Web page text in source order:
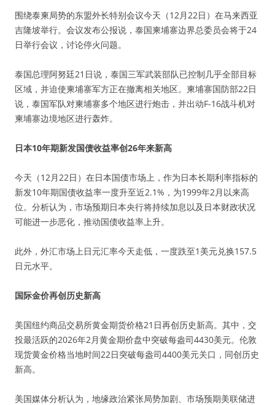
围绕泰柬局势的东盟外长特别会议今天（12月22日）在马来西亚
吉隆坡举行。会议发布公报说，泰国柬埔寨边界总委员会将于24
日举行会议，讨论停火问题。
泰国总理阿努廷21日说，泰国三军武装部队已控制几乎全部目标
区域，并迫使柬埔寨军方正在撤离相关地区。柬埔寨国防部22日
说，泰国军队对柬埔寨多个地区进行炮击，并出动F-16战斗机对
柬埔寨边境地区进行轰炸。
日本10年期新发国债收益率创26年来新高
今天（12月22日）在日本国债市场上，作为日本长期利率指标的
新发10年期国债收益率一度升至近2.1%，为1999年2月以来高
位。分析认为，市场预期日本央行将持续加息以及日本财政状况
可能进一步恶化，推动国债收益率上升。
此外，外汇市场上日元汇率今天走低，一度跌至1美元兑换157.5
日元水平。
国际金价再创历史新高
美国纽约商品交易所黄金期货价格21日再创历史新高。其中，交
投最活跃的2026年2月黄金期价盘中突破每盎司4430美元。伦敦
现货黄金价格当地时间22日突破每盎司4400美元关口，同创历史
新高。
美国媒体分析认为，地缘政治紧张局势加剧、市场预期美联储进